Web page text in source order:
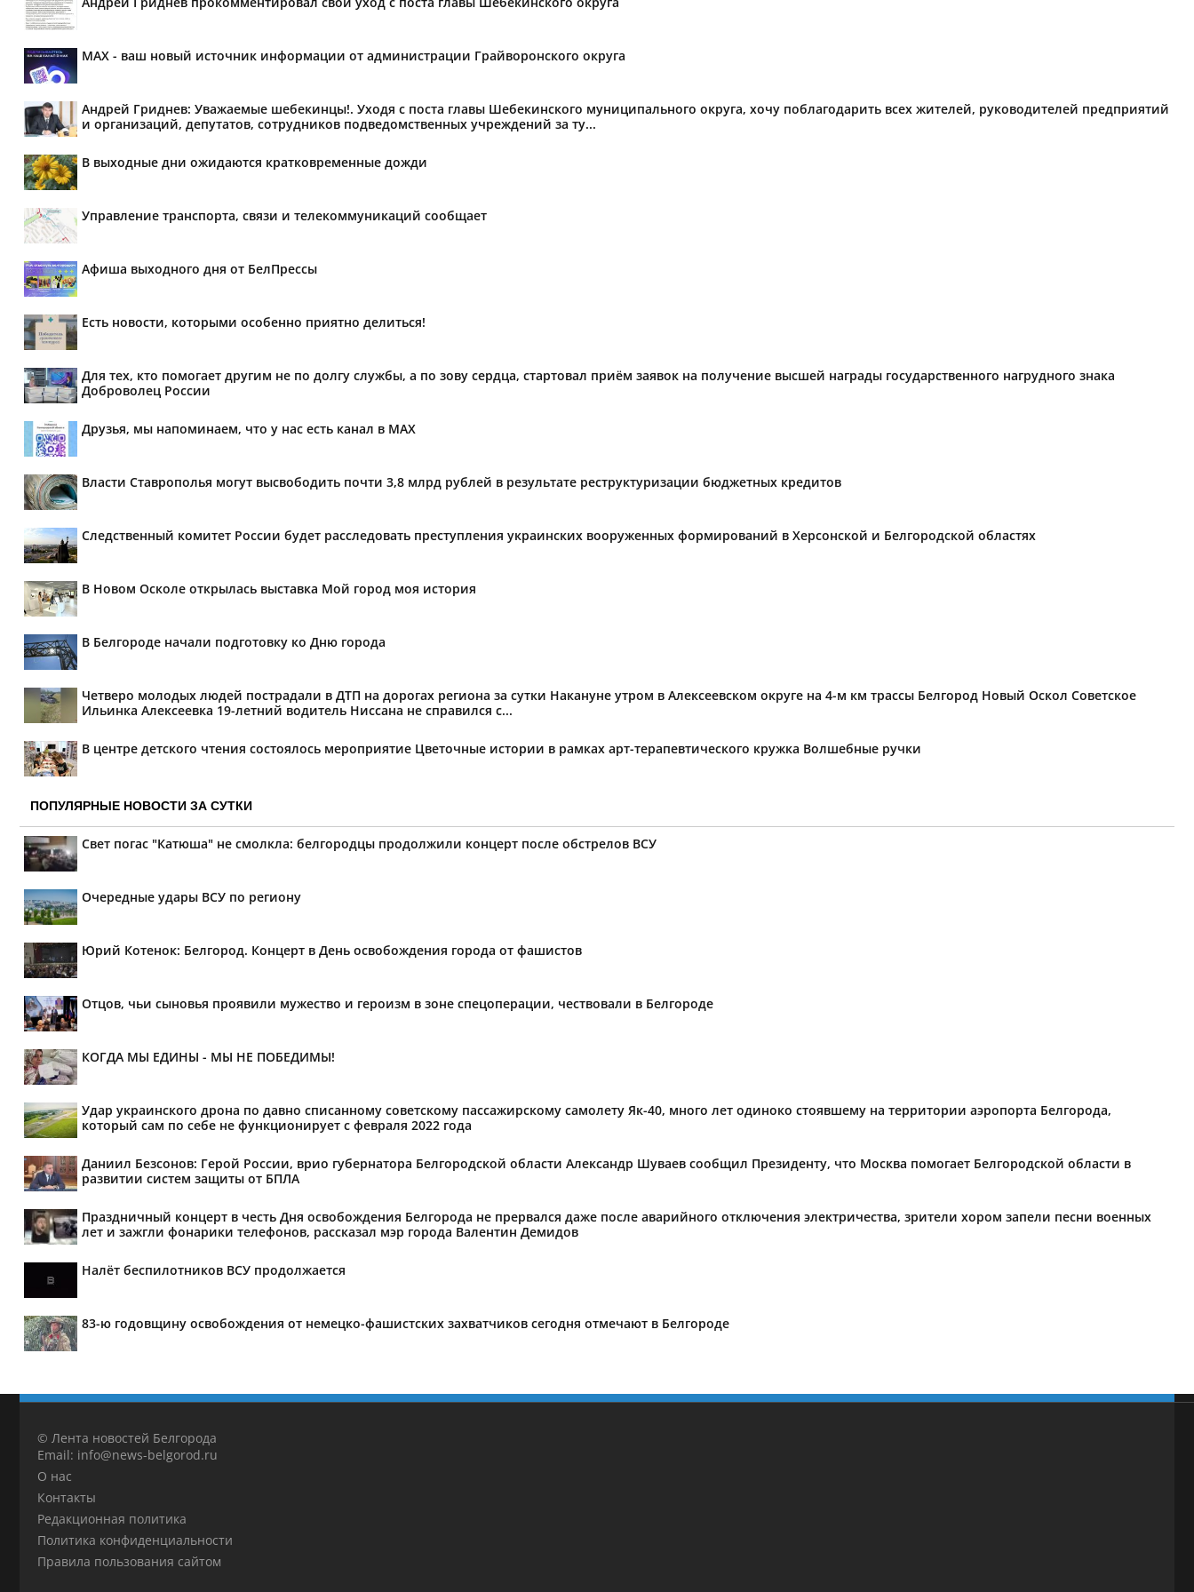
MAX - ваш новый источник информации от администрации Грайворонского округа
Андрей Гриднев: Уважаемые шебекинцы!. Уходя с поста главы Шебекинского муниципального округа, хочу поблагодарить всех жителей, руководителей предприятий
и организаций, депутатов, сотрудников подведомственных учреждений за ту...
В выходные дни ожидаются кратковременные дожди
Управление транспорта, связи и телекоммуникаций сообщает
Афиша выходного дня от БелПрессы
Есть новости, которыми особенно приятно делиться!
Для тех, кто помогает другим не по долгу службы, а по зову сердца, стартовал приём заявок на получение высшей награды государственного нагрудного знака
Доброволец России
Друзья, мы напоминаем, что у нас есть канал в МАХ
Власти Ставрополья могут высвободить почти 3,8 млрд рублей в результате реструктуризации бюджетных кредитов
Следственный комитет России будет расследовать преступления украинских вооруженных формирований в Херсонской и Белгородской областях
В Новом Осколе открылась выставка Мой город моя история
В Белгороде начали подготовку ко Дню города
Четверо молодых людей пострадали в ДТП на дорогах региона за сутки Накануне утром в Алексеевском округе на 4-м км трассы Белгород Новый Оскол Советское
Ильинка Алексеевка 19-летний водитель Ниссана не справился с...
В центре детского чтения состоялось мероприятие Цветочные истории в рамках арт-терапевтического кружка Волшебные ручки
ПОПУЛЯРНЫЕ НОВОСТИ ЗА СУТКИ
Свет погас "Катюша" не смолкла: белгородцы продолжили концерт после обстрелов ВСУ
Очередные удары ВСУ по региону
Юрий Котенок: Белгород. Концерт в День освобождения города от фашистов
Отцов, чьи сыновья проявили мужество и героизм в зоне спецоперации, чествовали в Белгороде
КОГДА МЫ ЕДИНЫ - МЫ НЕ ПОБЕДИМЫ!
Удар украинского дрона по давно списанному советскому пассажирскому самолету Як-40, много лет одиноко стоявшему на территории аэропорта Белгорода,
который сам по себе не функционирует с февраля 2022 года
Даниил Безсонов: Герой России, врио губернатора Белгородской области Александр Шуваев сообщил Президенту, что Москва помогает Белгородской области в
развитии систем защиты от БПЛА
Праздничный концерт в честь Дня освобождения Белгорода не прервался даже после аварийного отключения электричества, зрители хором запели песни военных
лет и зажгли фонарики телефонов, рассказал мэр города Валентин Демидов
Налёт беспилотников ВСУ продолжается
83-ю годовщину освобождения от немецко-фашистских захватчиков сегодня отмечают в Белгороде
© Лента новостей Белгорода
Email: info@news-belgorod.ru
О нас
Контакты
Редакционная политика
Политика конфиденциальности
Правила пользования сайтом